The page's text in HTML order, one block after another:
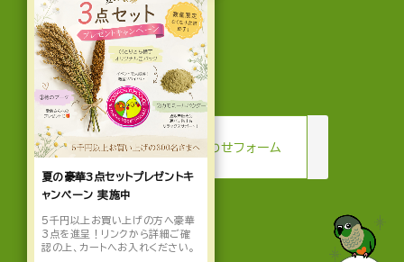
mail お問い合わせフォーム
夏の豪華3点セットプレゼントキ
ャンペーン 実施中
5千円以上お買い上げの方へ豪華
3点を進呈！リンクから詳細ご確
認の上、カートへお入れください。